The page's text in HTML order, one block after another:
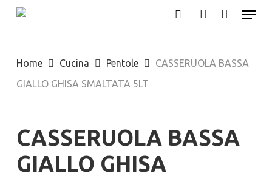
Skip
content
Menu
Home Cucina Pentole
CASSERUOLA BASSA
GIALLO GHISA SMALTATA 5LT
CASSERUOLA BASSA
GIALLO GHISA